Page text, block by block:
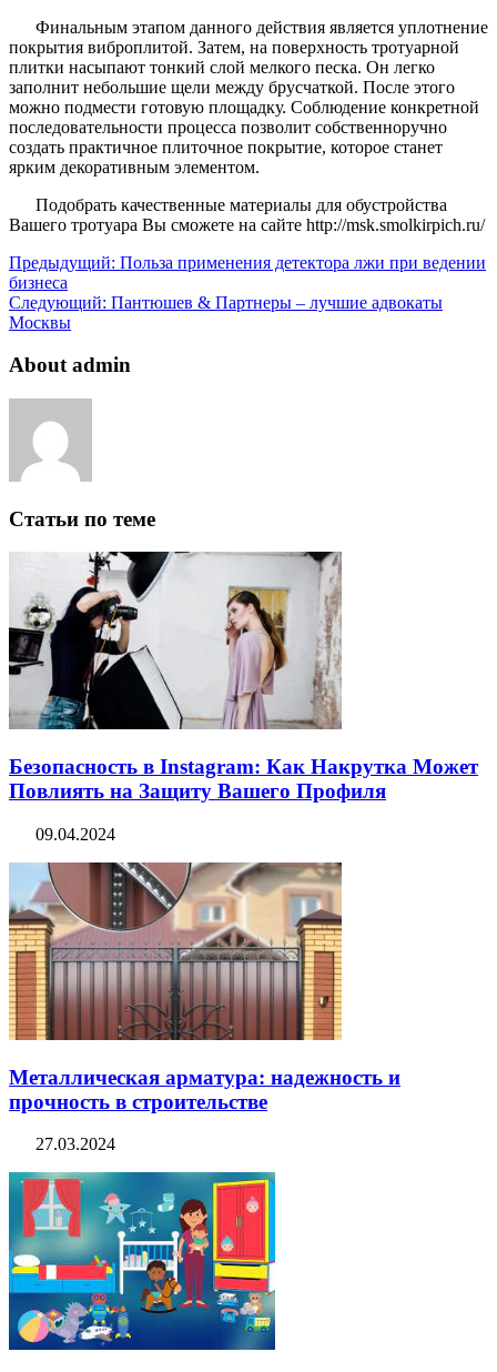
Финальным этапом данного действия является уплотнение
покрытия виброплитой. Затем, на поверхность тротуарной
плитки насыпают тонкий слой мелкого песка. Он легко
заполнит небольшие щели между брусчаткой. После этого
можно подмести готовую площадку. Соблюдение конкретной
последовательности процесса позволит собственноручно
создать практичное плиточное покрытие, которое станет
ярким декоративным элементом.
Подобрать качественные материалы для обустройства
Вашего тротуара Вы сможете на сайте http://msk.smolkirpich.ru/
Предыдущий: Польза применения детектора лжи при ведении
бизнеса
Следующий: Пантюшев & Партнеры – лучшие адвокаты
Москвы
About admin
Статьи по теме
Безопасность в Instagram: Как Накрутка Может
Повлиять на Защиту Вашего Профиля
09.04.2024
Металлическая арматура: надежность и
прочность в строительстве
27.03.2024